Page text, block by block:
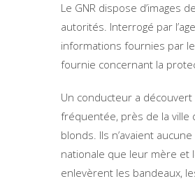
Le GNR dispose d’images
autorités. Interrogé par
informations fournies par
fournie concernant la
Un conducteur a
fréquentée, près de la ville
blonds. Ils n’avaient
nationale que leur mère et
enlevèrent les bandeaux,